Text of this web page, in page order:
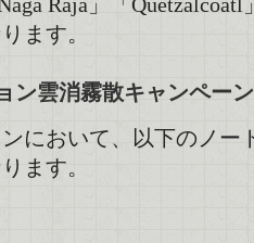
Raja」「
ます。
ン雲消霧散キャンペーン
ンにおいて、以下のノー
ます。